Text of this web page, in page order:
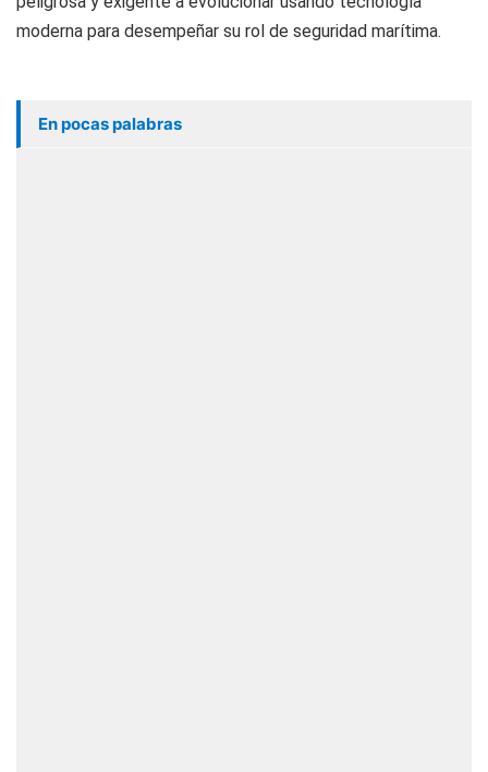
moderna para desempeñar su rol de seguridad marítima.
En pocas palabras